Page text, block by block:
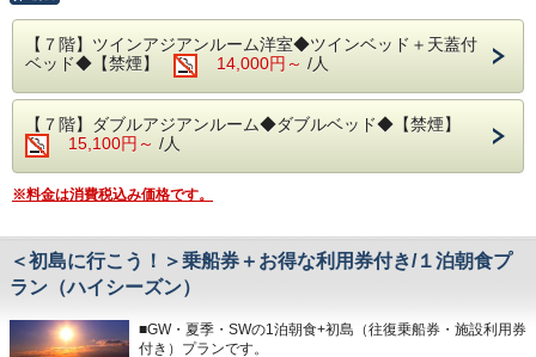
◆駐車場
1日1台1,200円となります。
※30台と限りがあり、先着順の受付となります。
※満車の場合は、ホテルよりご連絡いたします。（近隣のコ
グをお客様ご自身でご利用ください。）
◆その他の税
入湯税150円、宿泊税200円が別途大人のお客様はかかりま
・満車の場合は、お客様ご自身で近隣のコインパーキングを
ご利用ください。
・ご宿泊料金以外に150円（入湯税）、200円（宿泊税）が
をご記入ください。
＊３名様以上のご宿泊については、ご就寝の際に畳・ソファ
ースペースにお客様自身でお布団を敷いて頂いております。
＊ロイヤル・ジュニア（露天風呂）、ファミリー（内風呂）
◆お食事
心とした多彩な料理をご用意しております。
朝食は相模湾から昇る朝日を肌で感じながら、夕食は幻想的
は格別です！
＊体験型の浜焼きやピザ焼き、カニもお楽しみいただけま
＊内容・品数は時期によって異なる場合がございます。
＊R-Asia・島の湯・サルトビ・VOUTANから2施設をご利用
いただけます。
＊小学生未満の方のご追加分は、現地精算となります。
＊天候・波の状況により運行状況（欠航）が変わる場合があ
ります。
お部屋から見る景色は「感動」間違いなし。
朝焼けやサンビーチの夜景が一望できます。
＊３歳未満のお子様がいらっしゃる場合は、備考欄へご記入
ください。
スにお客様自
身でお布団を敷いて頂いております。
【７階】ツインアジアンルーム洋室◆ツインベッド＋天蓋付
ベッド◆【禁煙】
14,000円～ /人
【７階】ダブルアジアンルーム◆ダブルベッド◆【禁煙】
15,100円～ /人
※料金は消費税込み価格です。
＜初島に行こう！＞乗船券＋お得な利用券付き/１泊朝食プ
ラン（ハイシーズン）
■GW・夏季・SWの1泊朝食+初島（往復乗船券・施設利用券
付き）プランです。